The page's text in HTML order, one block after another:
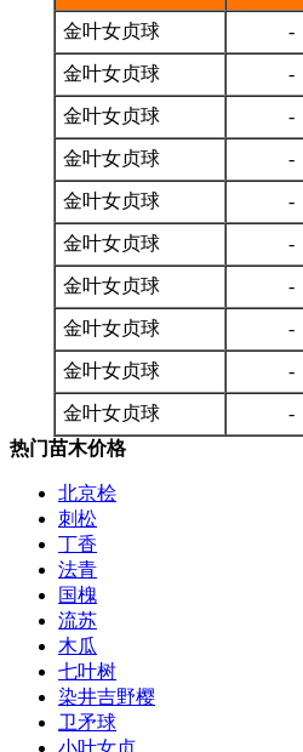
金叶女贞球 -
金叶女贞球 -
金叶女贞球 -
金叶女贞球 -
金叶女贞球 -
金叶女贞球 -
金叶女贞球 -
金叶女贞球 -
金叶女贞球 -
金叶女贞球 -
热门苗木价格
北京桧
刺松
丁香
法青
国槐
流苏
木瓜
七叶树
染井吉野樱
卫矛球
小叶女贞